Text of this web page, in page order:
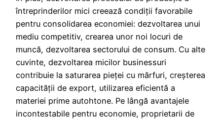
întreprinderilor mici creează condiţii favorabile
pentru consolidarea economiei: dezvoltarea unui
mediu competitiv, crearea unor noi locuri de
muncă, dezvoltarea sectorului de consum. Cu alte
cuvinte, dezvoltarea micilor businessuri
contribuie la saturarea pieţei cu mărfuri, creşterea
capacităţii de export, utilizarea eficientă a
materiei prime autohtone. Pe lângă avantajele
incontestabile pentru economie, proprietarii de